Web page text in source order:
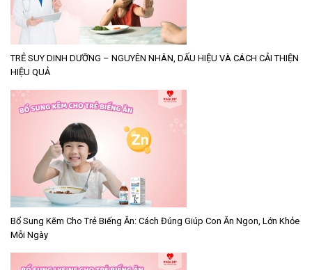
TRẺ SUY DINH DƯỠNG – NGUYÊN NHÂN, DẤU HIỆU VÀ CÁCH CẢI THIỆN
HIỆU QUẢ
Bổ Sung Kẽm Cho Trẻ Biếng Ăn: Cách Đúng Giúp Con Ăn Ngon, Lớn Khỏe
Mỗi Ngày